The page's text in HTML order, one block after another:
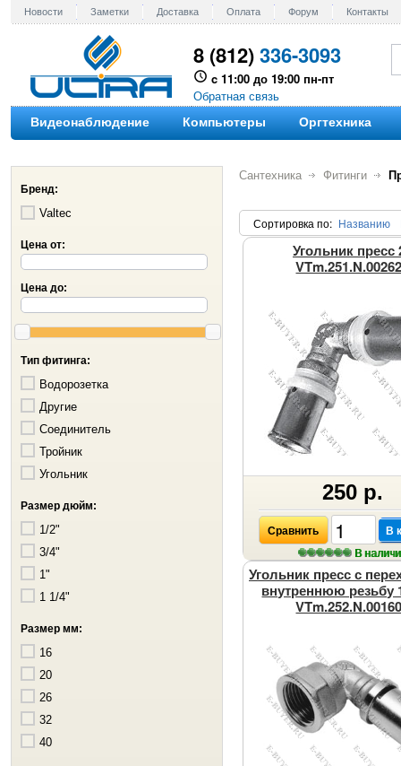
Новости Заметки Доставка Оплата Форум Контакты
8 (812)336-3093
c 11:00 до 19:00 пн-пт
Обратная связь
Видеонаблюдение Компьютеры Оргтехника
Бренд:
Valtec
Цена от:
Цена до:
Тип фитинга:
Водорозетка
Другие
Соединитель
Тройник
Угольник
Размер дюйм:
1/2"
3/4"
1"
1 1/4"
Размер мм:
16
20
26
32
40
Сантехника Фитинги
Сортировка по: Названию
Угольник пресс
250 р.
Сравнить В
В
Угольник пресс с
внутреннюю резьбу